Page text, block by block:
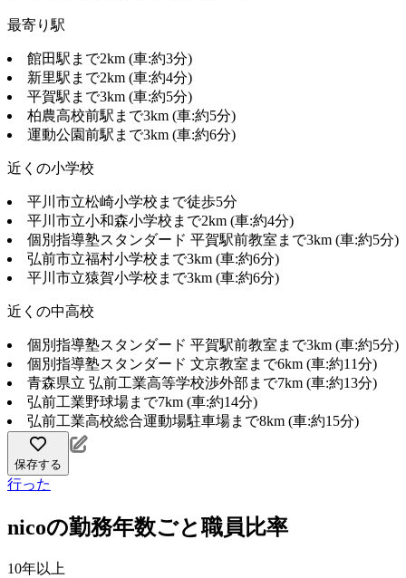
最寄り駅
館田駅まで2km (車:約3分)
新里駅まで2km (車:約4分)
平賀駅まで3km (車:約5分)
柏農高校前駅まで3km (車:約5分)
運動公園前駅まで3km (車:約6分)
近くの小学校
平川市立松崎小学校まで徒歩5分
平川市立小和森小学校まで2km (車:約4分)
個別指導塾スタンダード 平賀駅前教室まで3km (車:約5分)
弘前市立福村小学校まで3km (車:約6分)
平川市立猿賀小学校まで3km (車:約6分)
近くの中高校
個別指導塾スタンダード 平賀駅前教室まで3km (車:約5分)
個別指導塾スタンダード 文京教室まで6km (車:約11分)
青森県立 弘前工業高等学校渉外部まで7km (車:約13分)
弘前工業野球場まで7km (車:約14分)
弘前工業高校総合運動場駐車場まで8km (車:約15分)
保存する
行った
nicoの勤務年数ごと職員比率
10年以上